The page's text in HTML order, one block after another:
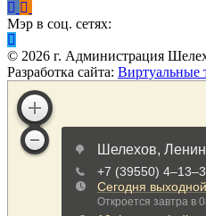
Мэр в соц. сетях:
© 2026 г. Администрация
Разработка сайта: Виртуальные